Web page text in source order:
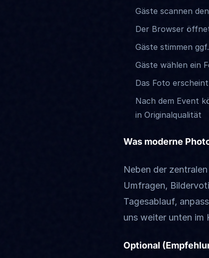
Gäste scannen
Der Browser
Gäste stimmen
Gäste wählen ein
Das Foto
Nach dem Event
in Originalqualität
Was moderne
Neben der
Umfragen,
Tagesablauf,
uns weiter unten im
Optional